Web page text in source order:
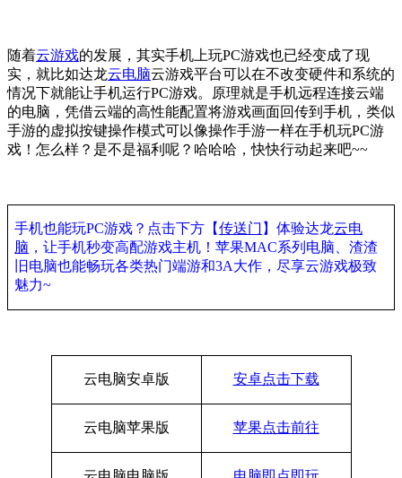
随着云游戏的发展，其实手机上玩PC游戏也已经变成了现
实，就比如达龙云电脑云游戏平台可以在不改变硬件和系统的
情况下就能让手机运行PC游戏。原理就是手机远程连接云端
的电脑，凭借云端的高性能配置将游戏画面回传到手机，类似
手游的虚拟按键操作模式可以像操作手游一样在手机玩PC游
戏！怎么样？是不是福利呢？哈哈哈，快快行动起来吧~~
手机也能玩PC游戏？点击下方【传送门 】体验达龙云电
脑 ，让手机秒变高配游戏主机！苹果MAC系列电脑、渣渣
旧电脑也能畅玩各类热门端游和3A大作，尽享云游戏极致
魅力~
云电脑安卓版 安卓点击下载
云电脑苹果版 苹果点击前往